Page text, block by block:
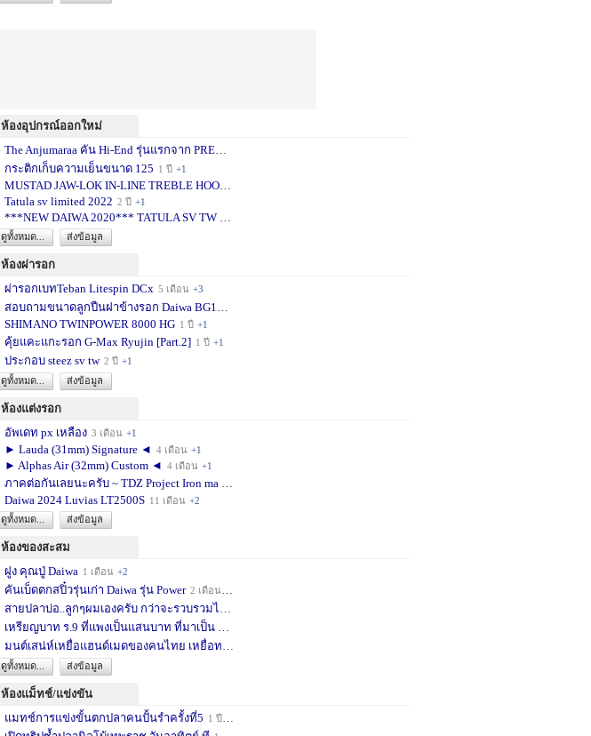
ห้องอุปกรณ์ออกใหม่
The Anjumaraa คัน Hi-End รุ่นแรกจาก PREY
กระติกเก็บความเย็นขนาด 125 1 ปี +1
MUSTAD JAW-LOK IN-LINE TREBLE HOOK - 5X
Tatula sv limited 2022 2 ปี +1
***NEW DAIWA 2020*** TATULA SV TW
ดูทั้งหมด...
ส่งข้อมูล
ห้องผ่ารอก
ผ่ารอกเบทTeban Litespin DCx 5 เดือน +3
สอบถามขนาดลูกปืนฝาข้างรอก Daiwa BG10
SHIMANO TWINPOWER 8000 HG 1 ปี +1
คุ้ยแคะแกะรอก G-Max Ryujin [Part.2] 1 ปี +1
ประกอบ steez sv tw 2 ปี +1
ดูทั้งหมด...
ส่งข้อมูล
ห้องแต่งรอก
อัพเดท px เหลือง 3 เดือน +1
► Lauda (31mm) Signature ◄ 4 เดือน +1
► Alphas Air (32mm) Custom ◄ 4 เดือน +1
ภาคต่อกันเลยนะครับ ~ TDZ Project Iron ma
Daiwa 2024 Luvias LT2500S 11 เดือน +2
ดูทั้งหมด...
ส่งข้อมูล
ห้องของสะสม
ฝูง คุณปู่ Daiwa 1 เดือน +2
คันเบ็ดตกสปิ๋วรุ่นเก่า Daiwa รุ่น Power 2 เดือน
สายปลาบ่อ..ลูกๆผมเองครับ กว่าจะรวบรวมได้
เหรียญบาท ร.9 ที่แพงเป็นแสนบาท ที่มาเป็น
มนต์เสน่ห์เหยื่อแฮนด์เมดของคนไทย เหยื่อท
ดูทั้งหมด...
ส่งข้อมูล
ห้องแม็ทช์/แข่งขัน
แมทช์การแข่งขั้นตกปลาคนปั้นรำครั้งที่5 1 ปี